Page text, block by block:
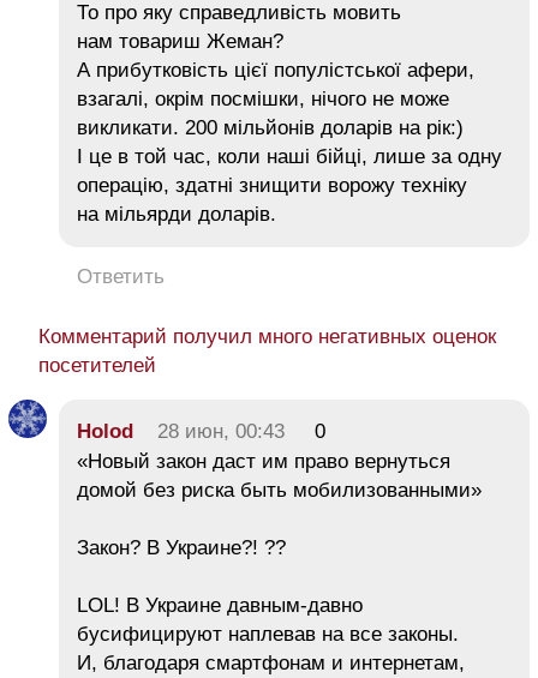
То про яку справедливість мовить
нам товариш Жеман?
А прибутковість цієї популістської афери,
взагалі, окрім посмішки, нічого не може
викликати. 200 мільйонів доларів на рік:)
І це в той час, коли наші бійці, лише за одну
операцію, здатні знищити ворожу техніку
на мільярди доларів.
Ответить
Комментарий получил много негативных оценок
посетителей
Holod 28 июн, 00:43
0
«Новый закон даст им право вернуться
домой без риска быть мобилизованными»
Закон? В Украине?! ??
LOL! В Украине давным-давно
бусифицируют наплевав на все законы.
И, благодаря смартфонам и интернетам,